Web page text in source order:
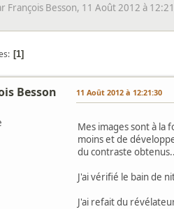
François Besson, 11 Août 2012 à
1
Besson 11 Août 2012 à 12:21:30
Mes images sont à la
moins et de
du contraste
J'ai vérifié le bain de
J'ai refait du